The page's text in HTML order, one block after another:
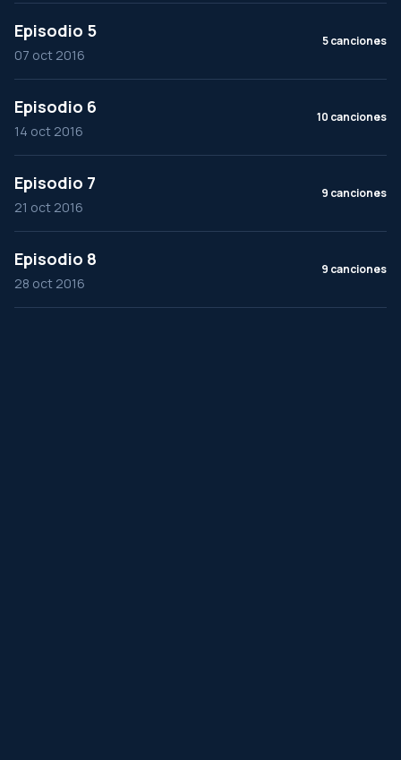
Episodio 5
07 oct 2016
5 canciones
Episodio 6
14 oct 2016
10 canciones
Episodio 7
21 oct 2016
9 canciones
Episodio 8
28 oct 2016
9 canciones